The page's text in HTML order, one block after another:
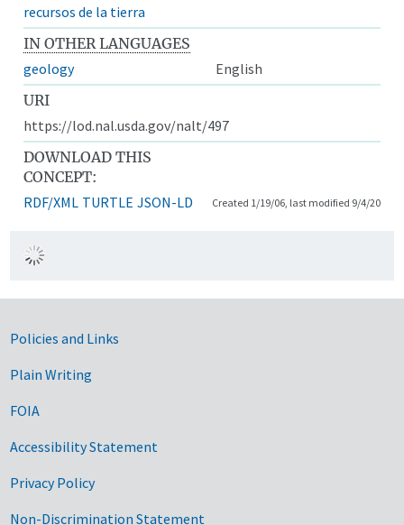
recursos de la tierra
IN OTHER LANGUAGES
geology
English
URI
https://lod.nal.usda.gov/nalt/497
DOWNLOAD THIS
CONCEPT:
RDF/XML TURTLE JSON-LD Created 1/19/06, last modified 9/4/20
Government Links
Policies and Links
Plain Writing
FOIA
Accessibility Statement
Privacy Policy
Non-Discrimination Statement